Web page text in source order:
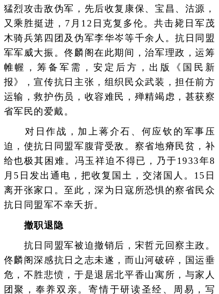
猛烈攻击敌伪军，先后收复康保、宝昌、沽源，
又乘胜挺进，7月12日克复多伦。共击毙日军茂
木骑兵第四团及伪军李华岑等千余人。抗日同盟
军军威大振。佟麟阁在此期间，治军理政，运筹
帷幄，筹备军需，安定后方，出版《国民新
报》，宣传抗日主张，组织民众武装，担任前方
运输，救护伤员，收容难民，殚精竭虑，甚获察
省军民的爱戴。
对日作战，加上蒋介石、何应钦的军事压
迫，使抗日同盟军腹背受敌。察省地瘠民贫，补
给也极其困难。冯玉祥迫不得已，乃于1933年8
月5日发出通电，把收复国土，交渚国人。15日
离开张家口。至此，深为日寇所恐惧的察省民众
抗日同盟军不幸夭折。
撤职退隐
抗日同盟军被迫撤销后，宋哲元回察主政。
佟麟阁深感抗日之志未遂，而山河破碎，国运垂
危，不胜悲愤，于是退居北平香山寓所，与家人
团聚，奉养双亲。寄情于研读圣经、周易，写